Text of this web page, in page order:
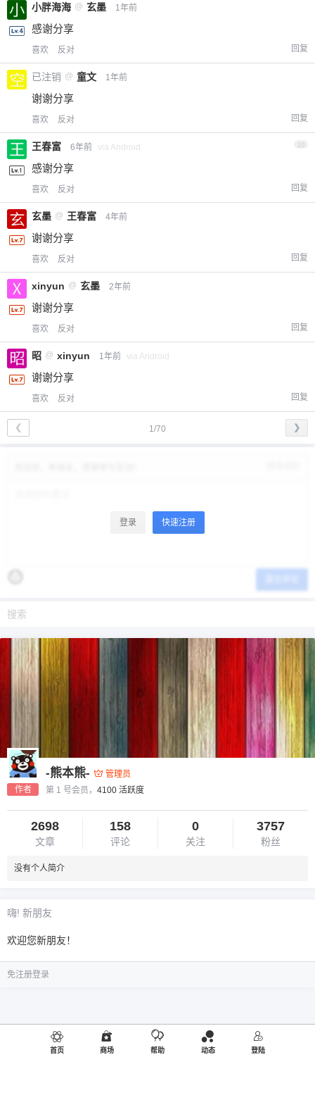
小胖海海 @ 玄墨 1年前
感谢分享
喜欢 反对 回复
已注销 @ 童文 1年前
谢谢分享
喜欢 反对 回复
王春富 6年前 via Android
感谢分享
喜欢 反对 回复
玄墨 @ 王春富 4年前
谢谢分享
喜欢 反对 回复
xinyun @ 玄墨 2年前
谢谢分享
喜欢 反对 回复
昭 @ xinyun 1年前 via Android
谢谢分享
喜欢 反对 回复
1/70
❮ ❯
登录 快速注册
作者
-熊本熊-
管理员
第 1 号会员， 4100 活跃度
2698
文章
158
评论
0
关注
3757
粉丝
没有个人简介
嗨! 新朋友
欢迎您新朋友！
免注册登录
首页 商场 帮助 动态 登陆